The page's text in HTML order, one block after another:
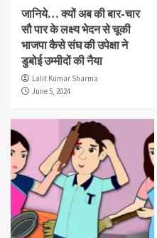
जानिये… क्यों अब की बार-चार
सौ पार के लक्ष्य भेदन से चूकी
भाजपा कैसे संघ की उपेक्षा ने
डुबोई उम्मीदों की नैया
Lalit Kumar Sharma
June 5, 2024